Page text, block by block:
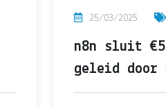
25/03/2025
n8n sluit
geleid door